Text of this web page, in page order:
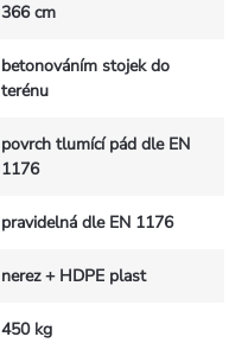
366 cm
betonováním stojek do
terénu
povrch tlumící pád dle EN
1176
pravidelná dle EN 1176
nerez + HDPE plast
450 kg